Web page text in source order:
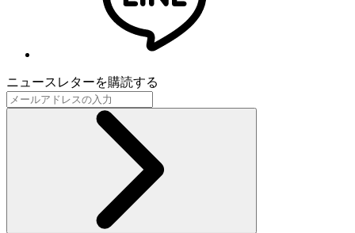
ニュースレターを購読する